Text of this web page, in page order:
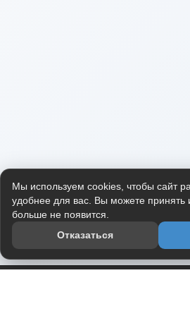
Мы используем cookies, чтобы сайт
удобнее для вас. Вы можете принять
больше не появится.
Отказаться